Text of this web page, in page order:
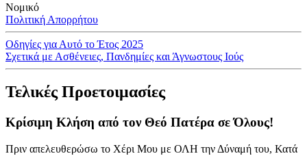
Νομικό
Πολιτική Απορρήτου
Οδηγίες για Αυτό το Έτος 2025
Σχετικά με Ασθένειες, Πανδημίες και Άγνωστους Ιούς
Τελικές Προετοιμασίες
Κρίσιμη Κλήση από τον Θεό Πατέρα σε Όλους!
Πριν απελευθερώσω το Χέρι Μου με ΟΛΗ την Δύναμή του, Κατά